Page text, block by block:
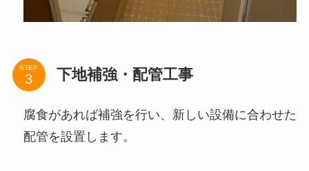
STEP 下地補強・配管工事
腐食があれば補強を行い、新しい設備に合わせた
配管を設置します。